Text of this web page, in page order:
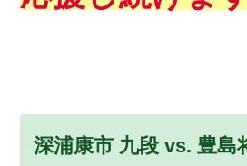
深浦康市 九段 vs. 豊島